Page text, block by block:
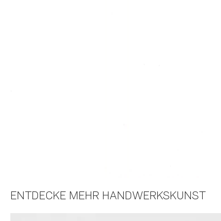
ENTDECKE MEHR HANDWERKSKUNST